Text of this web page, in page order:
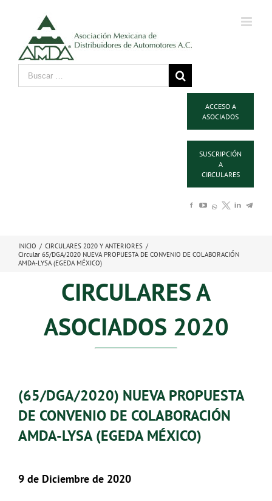
ACCESO A
ASOCIADOS
SUSCRIPCIÓN
A
CIRCULARES
INICIO / CIRCULARES 2020 Y ANTERIORES /
Circular 65/DGA/2020 NUEVA PROPUESTA DE CONVENIO DE COLABORACIÓN
AMDA-LYSA (EGEDA MÉXICO)
CIRCULARES A
ASOCIADOS 2020
(65/DGA/2020) NUEVA PROPUESTA
DE CONVENIO DE COLABORACIÓN
AMDA-LYSA (EGEDA MÉXICO)
9 de Diciembre de 2020